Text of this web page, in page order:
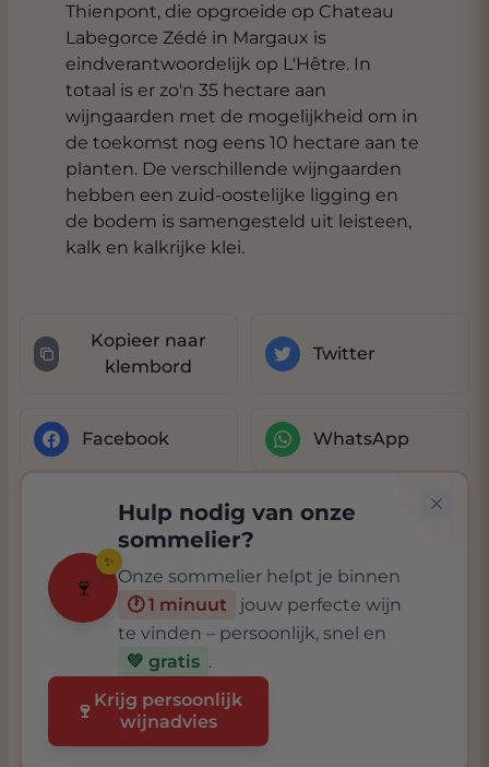
Thienpont, die opgroeide op Chateau
Labegorce Zédé in Margaux is
eindverantwoordelijk op L'Hêtre. In
totaal is er zo'n 35 hectare aan
wijngaarden met de mogelijkheid om in
de toekomst nog eens 10 hectare aan te
planten. De verschillende wijngaarden
hebben een zuid-oostelijke ligging en
de bodem is samengesteld uit leisteen,
kalk en kalkrijke klei.
Kopieer naar
klembord
Twitter
Facebook WhatsApp
🍷
✨
Hulp nodig van onze
sommelier?
Onze sommelier helpt je binnen
🕐 1 minuut
jouw perfecte wijn
te vinden – persoonlijk, snel en
💚 gratis .
🍷 Krijg persoonlijk
wijnadvies